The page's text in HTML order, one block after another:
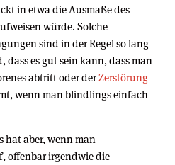
in etwa die Ausmaße des
würde. Solche
sind in der Regel so lang
es gut sein kann, dass man
abtritt oder derZerstörung
wenn man blindlings einfach
hat aber, wenn man
offenbar irgendwie die